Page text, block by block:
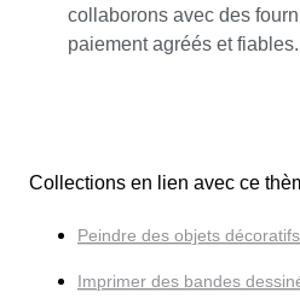
collaborons avec des
paiement agréés et fiables.
Collections en lien avec ce
Peindre des objets décoratifs
Imprimer des bandes